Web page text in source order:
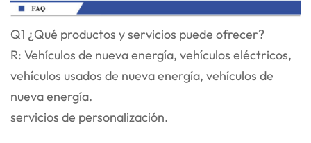
Q1 ¿Qué productos y servicios puede ofrecer?
R: Vehículos de nueva energía, vehículos eléctricos,
vehículos usados de nueva energía, vehículos de
nueva energía.
servicios de personalización.